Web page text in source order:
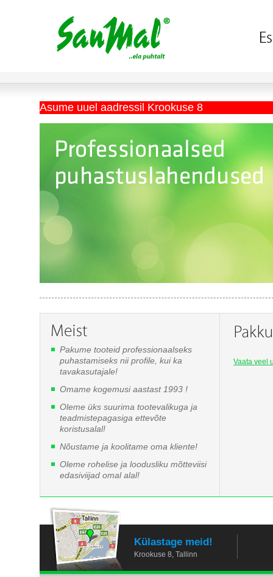
Asume uuel aadressil Krookuse 8
Vaata veel
Pakume tooteid professionaalseks
puhastamiseks nii profile, kui ka
tavakasutajale!
Omame kogemusi aastast 1993 !
Oleme üks suurima tootevalikuga ja
teadmistepagasiga ettevõte
koristusalal!
Nõustame ja koolitame oma kliente!
Oleme rohelise ja loodusliku mõtteviisi
edasiviijad omal alal!
Külastage meid!
Krookuse 8, Tallinn